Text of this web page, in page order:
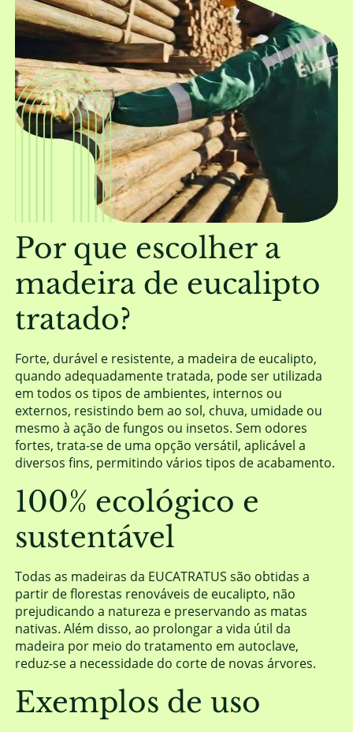
Por que escolher a
madeira de eucalipto
tratado?
Forte, durável e resistente, a madeira de eucalipto,
quando adequadamente tratada, pode ser utilizada
em todos os tipos de ambientes, internos ou
externos, resistindo bem ao sol, chuva, umidade ou
mesmo à ação de fungos ou insetos. Sem odores
fortes, trata-se de uma opção versátil, aplicável a
diversos fins, permitindo vários tipos de acabamento.
100% ecológico e
sustentável
Todas as madeiras da EUCATRATUS são obtidas a
partir de florestas renováveis de eucalipto, não
prejudicando a natureza e preservando as matas
nativas. Além disso, ao prolongar a vida útil da
madeira por meio do tratamento em autoclave,
reduz-se a necessidade do corte de novas árvores.
Exemplos de uso